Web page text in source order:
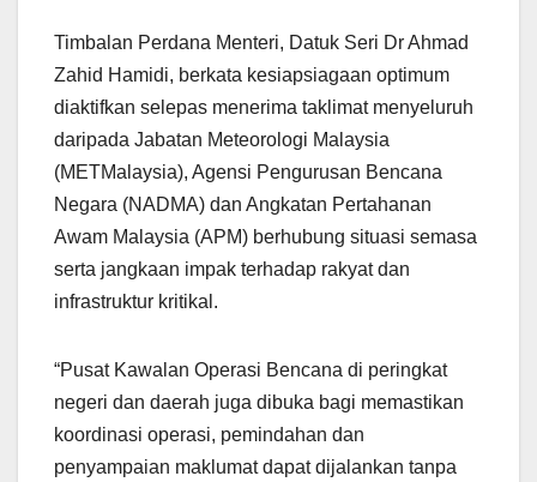
k
Timbalan Perdana Menteri, Datuk Seri Dr Ahmad
Zahid Hamidi, berkata kesiapsiagaan optimum
diaktifkan selepas menerima taklimat menyeluruh
daripada Jabatan Meteorologi Malaysia
(METMalaysia), Agensi Pengurusan Bencana
Negara (NADMA) dan Angkatan Pertahanan
Awam Malaysia (APM) berhubung situasi semasa
serta jangkaan impak terhadap rakyat dan
infrastruktur kritikal.
“Pusat Kawalan Operasi Bencana di peringkat
negeri dan daerah juga dibuka bagi memastikan
koordinasi operasi, pemindahan dan
penyampaian maklumat dapat dijalankan tanpa